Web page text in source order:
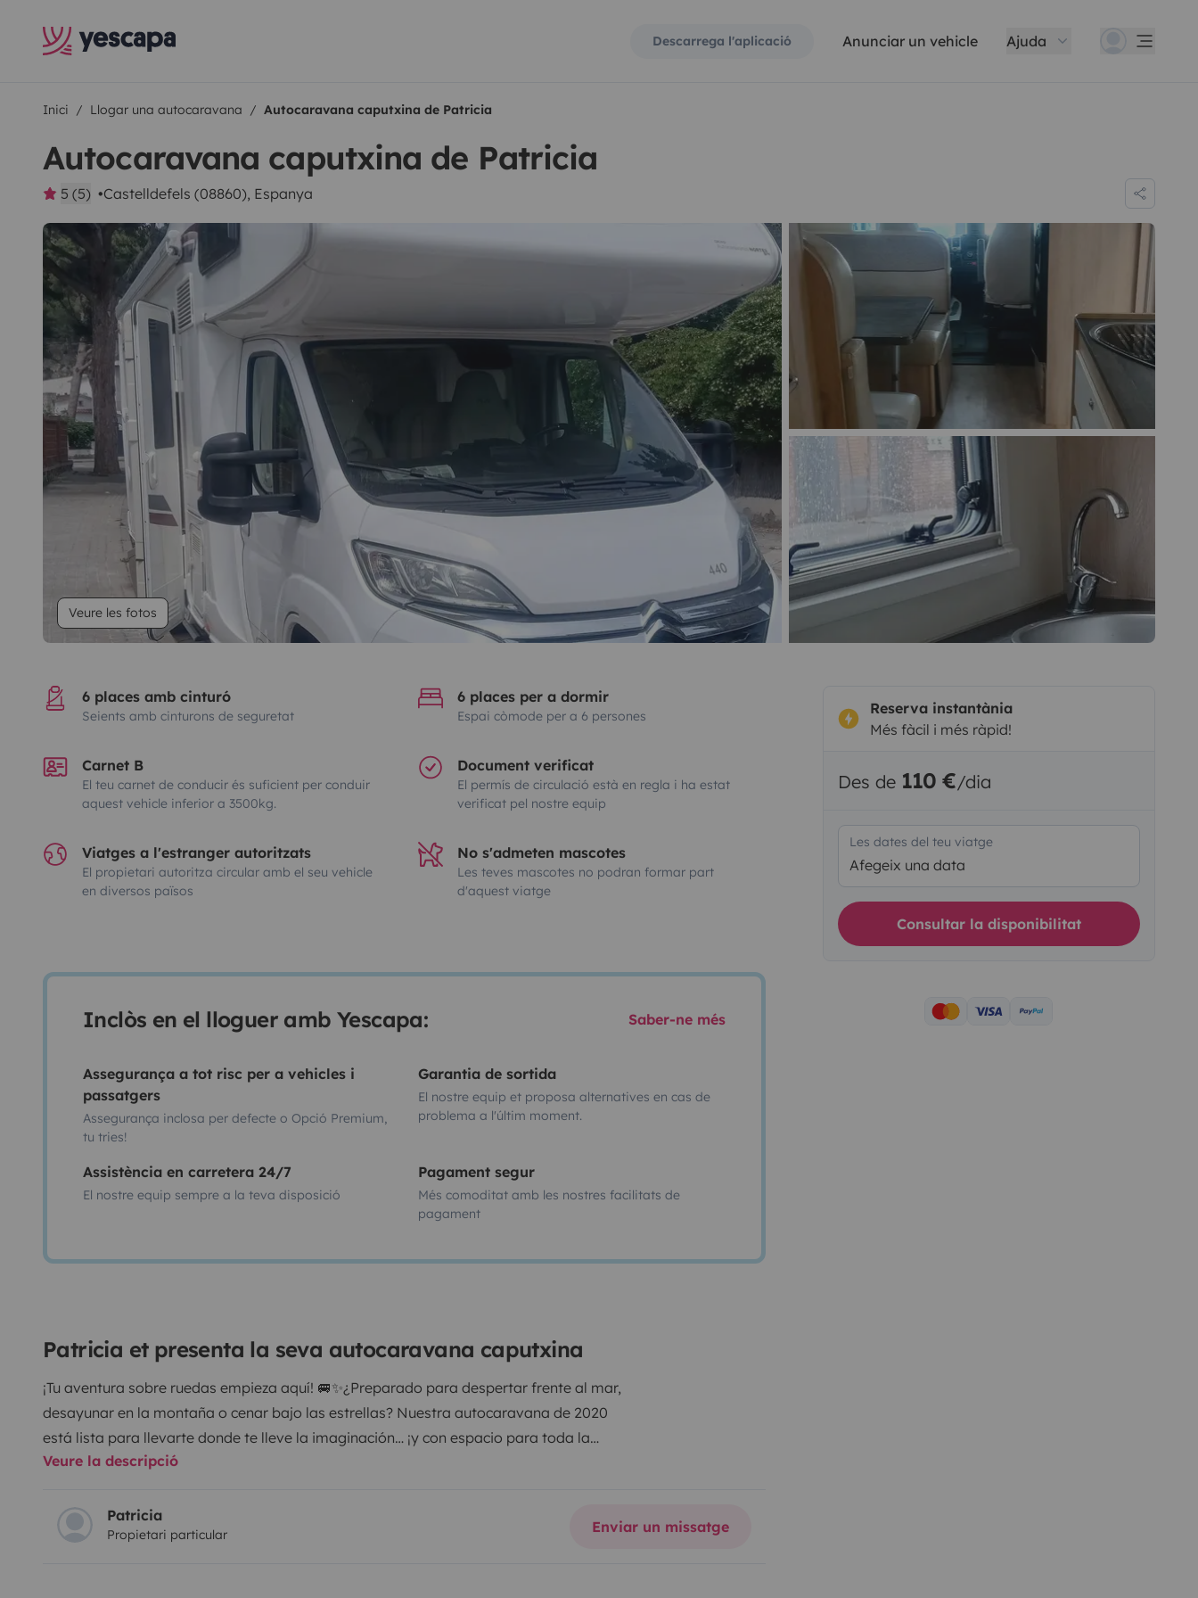
Descarrega l'aplicació Anunciar un vehicle Ajuda
Inici Llogar una autocaravana Autocaravana caputxina de Patricia
Autocaravana caputxina de Patricia
5 (5) Castelldefels (08860), Espanya
Veure les fotos
6 places amb cinturó
Seients amb cinturons de seguretat
6 places per a dormir
Espai còmode per a 6 persones
Carnet B
El teu carnet de conducir és suficient per conduir
aquest vehicle inferior a 3500kg.
Document verificat
El permís de circulació està en regla i ha estat
verificat pel nostre equip
Viatges a l'estranger autoritzats
El propietari autoritza circular amb el seu vehicle
en diversos països
No s'admeten mascotes
Les teves mascotes no podran formar part
d'aquest viatge
Inclòs en el lloguer amb Yescapa: Saber-ne més
Assegurança a tot risc per a vehicles i
passatgers
Assegurança inclosa per defecte o Opció Premium,
tu tries!
Garantia de sortida
El nostre equip et proposa alternatives en cas de
problema a l'últim moment.
Assistència en carretera 24/7
El nostre equip sempre a la teva disposició
Pagament segur
Més comoditat amb les nostres facilitats de
pagament
Patricia et presenta la seva autocaravana caputxina
¡Tu aventura sobre ruedas empieza aquí! 🚐✨¿Preparado para despertar frente al mar,
desayunar en la montaña o cenar bajo las estrellas? Nuestra autocaravana de 2020
está lista para llevarte donde te lleve la imaginación… ¡y con espacio para toda la
familia o grupo de amigos! 🛏️ Capacidad para 6 personasAmplia, cómoda y
Descanso para todos
cómoda cama doble para 2 personas.
Espacios pensados para que todos descansen
Veure la descripció
Patricia
Propietari particular Enviar un missatge
Reserva instantània
Més fàcil i més ràpid!
Des de 110 €/dia
Les dates del teu viatge
Afegeix una data
Consultar la disponibilitat